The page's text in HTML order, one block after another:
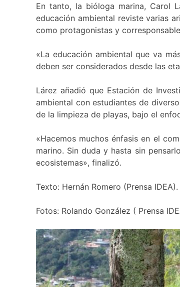
En tanto, la bióloga marina, Carol
educación ambiental reviste varias
como protagonistas y
«La educación ambiental que va
deben ser considerados desde las
Lárez añadió que Estación de
ambiental con estudiantes de
de la limpieza de playas, bajo el
«Hacemos muchos énfasis en el
marino. Sin duda y hasta sin
ecosistemas», finalizó.
Texto: Hernán Romero (Prensa IDEA).
Fotos: Rolando González ( Prensa